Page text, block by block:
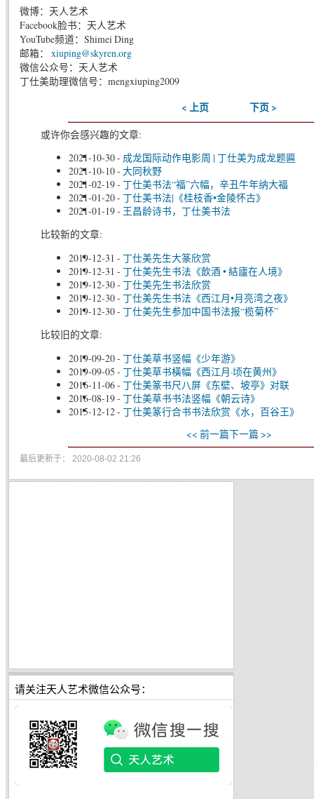
微博：天人艺术
Facebook脸书：天人艺术
YouTube频道：Shimei Ding
邮箱： xiuping@skyren.org
微信公众号：天人艺术
丁仕美助理微信号：mengxiuping2009
< 上页 下页 >
或许你会感兴趣的文章:
2021-10-30- 成龙国际动作电影周 | 丁仕美为成龙题匾
2021-10-10- 大同秋野
2021-02-19- 丁仕美书法“福”六幅，辛丑牛年纳大福
2021-01-20- 丁仕美书法|《桂枝香•金陵怀古》
2021-01-19- 王昌龄诗书，丁仕美书法
比较新的文章:
2019-12-31 - 丁仕美先生大篆欣赏
2019-12-31 - 丁仕美先生书法《飲酒 • 結廬在人境》
2019-12-30- 丁仕美先生书法欣赏
2019-12-30- 丁仕美先生书法《西江月•月亮湾之夜》
2019-12-30- 丁仕美先生参加中国书法报“榄菊杯”
比较旧的文章:
2019-09-20- 丁仕美草书竖幅《少年游》
2019-09-05 - 丁仕美草书橫幅《西江月·顷在黄州》
2016-11-06- 丁仕美篆书尺八屏《东壁、坡亭》对联
2016-08-19- 丁仕美草书书法竖幅《朝云诗》
2015-12-12- 丁仕美篆行合书书法欣赏《水，百谷王》
<< 前一篇下一篇 >>
最后更新于： 2020-08-02 21:26
请关注天人艺术微信公众号：